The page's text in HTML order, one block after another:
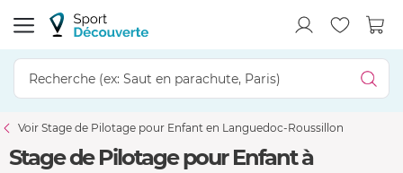
Voir Stage de Pilotage pour Enfant en Languedoc-Roussillon
Stage de Pilotage pour Enfant à